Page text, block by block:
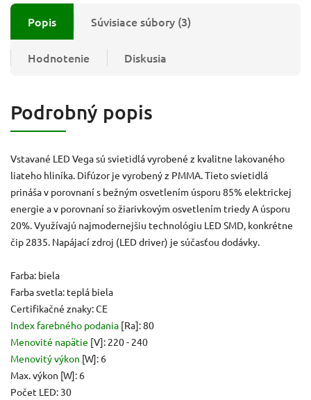
Popis Súvisiace súbory (3)
Hodnotenie Diskusia
Podrobný popis
Vstavané LED Vega sú svietidlá vyrobené z kvalitne lakovaného
liateho hliníka. Difúzor je vyrobený z PMMA. Tieto svietidlá
prináša v porovnaní s bežným osvetlením úsporu 85% elektrickej
energie a v porovnaní so žiarivkovým osvetlením triedy A úsporu
20%. Využívajú najmodernejšiu technológiu LED SMD, konkrétne
čip 2835. Napájací zdroj (LED driver) je súčasťou dodávky.
Farba: biela
Farba svetla: teplá biela
Certifikačné znaky: CE
Index farebného podania [Ra]: 80
Menovité napätie [V]: 220 - 240
Menovitý výkon [W]: 6
Max. výkon [W]: 6
Počet LED: 30